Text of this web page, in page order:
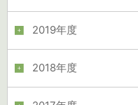
2019年度
2018年度